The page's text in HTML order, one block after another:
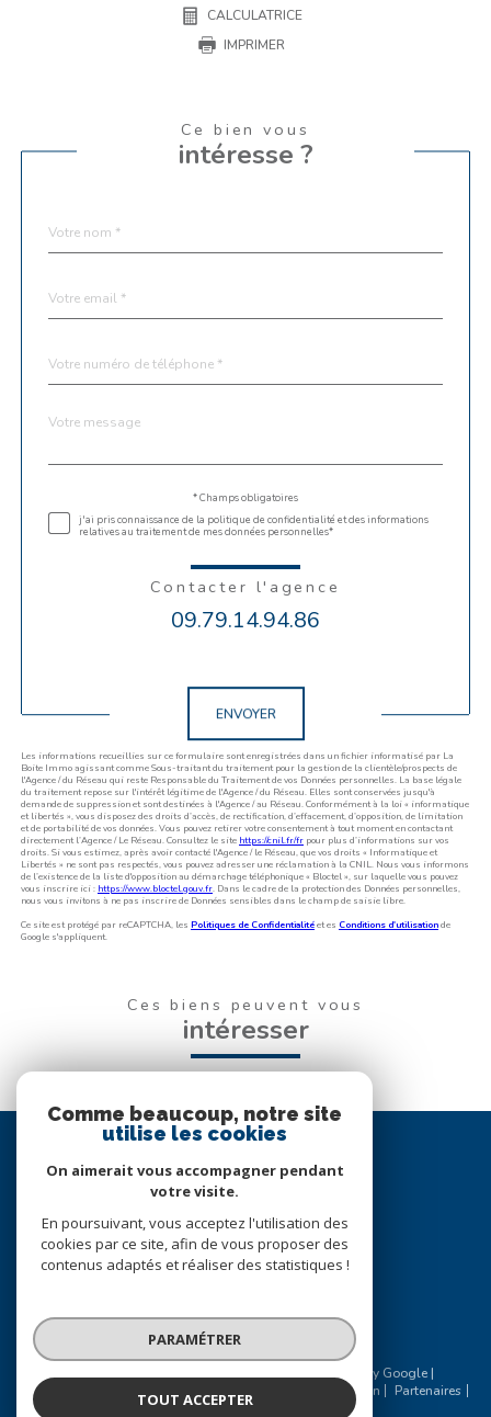
CALCULATRICE
IMPRIMER
Ce bien vous
intéresse ?
par
*
*
*
Fieldset
Message
*
* Champs obligatoires
j'ai pris connaissance de la politique de confidentialité et des informations
relatives au traitement de mes données personnelles*
Contacter l'agence
09.79.14.94.86
ENVOYER
Les informations recueillies sur ce formulaire sont enregistrées dans un fichier informatisé par La
Boite Immo agissant comme Sous-traitant du traitement pour la gestion de la clientèle/prospects de
l'Agence / du Réseau qui reste Responsable du Traitement de vos Données personnelles. La base légale
du traitement repose sur l'intérêt légitime de l'Agence / du Réseau. Elles sont conservées jusqu'à
demande de suppression et sont destinées à l'Agence / au Réseau. Conformément à la loi « informatique
et libertés », vous disposez des droits d’accès, de rectification, d’effacement, d’opposition, de limitation
et de portabilité de vos données. Vous pouvez retirer votre consentement à tout moment en contactant
directement l’Agence / Le Réseau. Consultez le site https://cnil.fr/fr pour plus d’informations sur vos
droits. Si vous estimez, après avoir contacté l'Agence / le Réseau, que vos droits « Informatique et
Libertés » ne sont pas respectés, vous pouvez adresser une réclamation à la CNIL. Nous vous informons
de l’existence de la liste d'opposition au démarchage téléphonique « Bloctel », sur laquelle vous pouvez
vous inscrire ici : https://www.bloctel.gouv.fr. Dans le cadre de la protection des Données personnelles,
nous vous invitons à ne pas inscrire de Données sensibles dans le champ de saisie libre.
Ce site est protégé par reCAPTCHA, les Politiques de Confidentialitéet es Conditions d'utilisationde
Google s'appliquent.
Ces biens peuvent vous
intéresser
Se
espace propriétaire
Nous
suivre
© 2026 | Tous droits réservés | Traduction powered by Google |
Nos honoraires
Plan du site Mentions légales Admin
Partenaires
Politique RGPD
Comme beaucoup, notre site
utilise les cookies
On aimerait vous accompagner pendant
votre visite.
En poursuivant, vous acceptez l'utilisation des
cookies par ce site, afin de vous proposer des
contenus adaptés et réaliser des statistiques !
PARAMÉTRER
TOUT ACCEPTER